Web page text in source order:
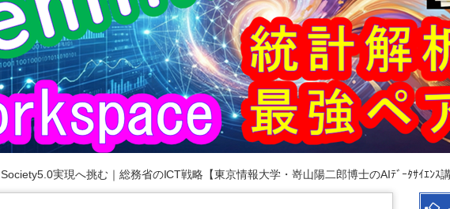
Society5.0実現へ挑む｜総務省のICT戦略【東京情報大学・嵜山陽二郎博士のAIﾃﾞｰﾀｻｲｴﾝｽ